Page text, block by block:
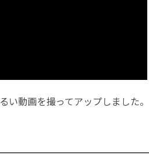
動画を撮ってアップしました。